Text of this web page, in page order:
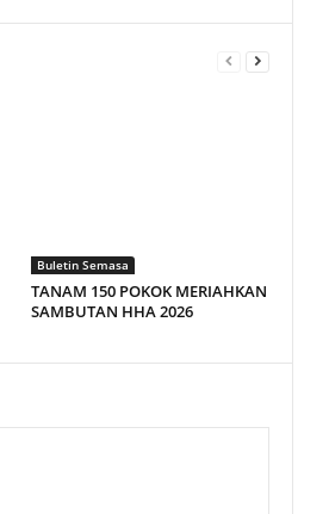
Buletin Semasa
TANAM 150 POKOK MERIAHKAN
SAMBUTAN HHA 2026